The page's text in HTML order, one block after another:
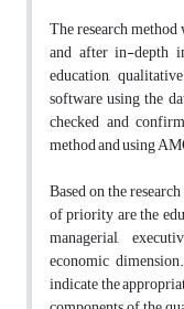
The research
and after in-depth
education,
software using the
checked and
method and using
Based on the
of priority are the
managerial,
economic
indicate the